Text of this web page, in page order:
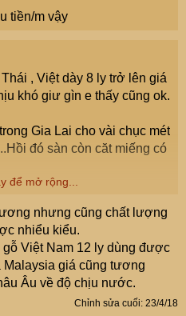
tiền/m vậy
, Việt dày 8 ly trở lên giá
khó giư gìn e thấy cũng ok.
Gia Lai cho vài chục mét
đó sàn còn căt miếng có
lại luôn . Tính đến nay
nhê gì. Săt, thép có khi còn
để mở rộng...
nhưng cũng chất lượng
nhiểu kiểu.
Việt Nam 12 ly dùng được
Malaysia giá cũng tương
Âu về độ chịu nước.
Chỉnh sửa cuối: 23/4/18